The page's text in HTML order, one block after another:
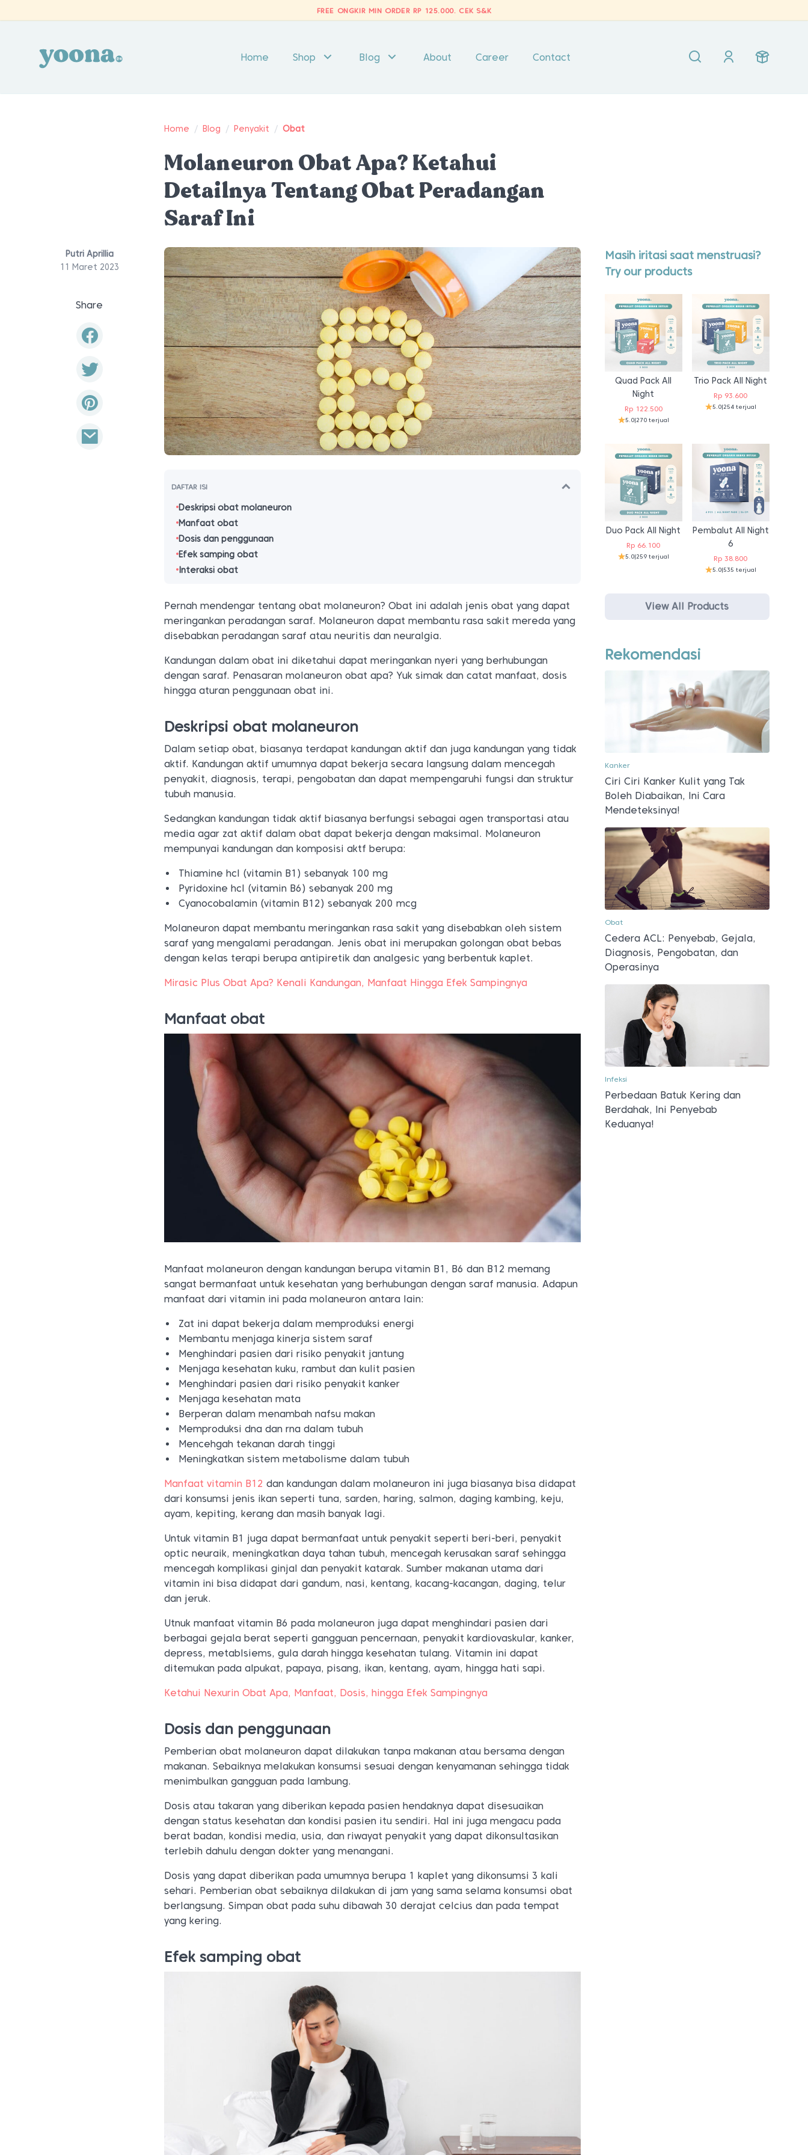
FREE ONGKIR MIN ORDER RP 125.000. CEK S&K
Home Shop Blog About Career Contact
Home / Blog / Penyakit / Obat
Molaneuron Obat Apa? Ketahui
Detailnya Tentang Obat Peradangan
Saraf Ini
Putri Aprillia
11 Maret 2023
Share
DAFTAR ISI
Deskripsi obat molaneuron
Manfaat obat
Dosis dan penggunaan
Efek samping obat
Interaksi obat
Pernah mendengar tentang obat molaneuron? Obat ini adalah jenis obat yang dapat
meringankan peradangan saraf. Molaneuron dapat membantu rasa sakit mereda yang
disebabkan peradangan saraf atau neuritis dan neuralgia.
Kandungan dalam obat ini diketahui dapat meringankan nyeri yang berhubungan
dengan saraf. Penasaran molaneuron obat apa? Yuk simak dan catat manfaat, dosis
hingga aturan penggunaan obat ini.
Deskripsi obat molaneuron
Dalam setiap obat, biasanya terdapat kandungan aktif dan juga kandungan yang tidak
aktif. Kandungan aktif umumnya dapat bekerja secara langsung dalam mencegah
penyakit, diagnosis, terapi, pengobatan dan dapat mempengaruhi fungsi dan struktur
tubuh manusia.
Sedangkan kandungan tidak aktif biasanya berfungsi sebagai agen transportasi atau
media agar zat aktif dalam obat dapat bekerja dengan maksimal. Molaneuron
mempunyai kandungan dan komposisi aktf berupa:
Thiamine hcl (vitamin B1) sebanyak 100 mg
Pyridoxine hcl (vitamin B6) sebanyak 200 mg
Cyanocobalamin (vitamin B12) sebanyak 200 mcg
Molaneuron dapat membantu meringankan rasa sakit yang disebabkan oleh sistem
saraf yang mengalami peradangan. Jenis obat ini merupakan golongan obat bebas
dengan kelas terapi berupa antipiretik dan analgesic yang berbentuk kaplet.
Mirasic Plus Obat Apa? Kenali Kandungan, Manfaat Hingga Efek Sampingnya
Manfaat obat
Manfaat molaneuron dengan kandungan berupa vitamin B1, B6 dan B12 memang
sangat bermanfaat untuk kesehatan yang berhubungan dengan saraf manusia. Adapun
manfaat dari vitamin ini pada molaneuron antara lain:
Zat ini dapat bekerja dalam memproduksi energi
Membantu menjaga kinerja sistem saraf
Menghindari pasien dari risiko penyakit jantung
Menjaga kesehatan kuku, rambut dan kulit pasien
Menghindari pasien dari risiko penyakit kanker
Menjaga kesehatan mata
Berperan dalam menambah nafsu makan
Memproduksi dna dan rna dalam tubuh
Mencehgah tekanan darah tinggi
Meningkatkan sistem metabolisme dalam tubuh
Manfaat vitamin B12 dan kandungan dalam molaneuron ini juga biasanya bisa didapat
dari konsumsi jenis ikan seperti tuna, sarden, haring, salmon, daging kambing, keju,
ayam, kepiting, kerang dan masih banyak lagi.
Untuk vitamin B1 juga dapat bermanfaat untuk penyakit seperti beri-beri, penyakit
optic neuraik, meningkatkan daya tahan tubuh, mencegah kerusakan saraf sehingga
mencegah komplikasi ginjal dan penyakit katarak. Sumber makanan utama dari
vitamin ini bisa didapat dari gandum, nasi, kentang, kacang-kacangan, daging, telur
dan jeruk.
Utnuk manfaat vitamin B6 pada molaneuron juga dapat menghindari pasien dari
berbagai gejala berat seperti gangguan pencernaan, penyakit kardiovaskular, kanker,
depress, metablsiems, gula darah hingga kesehatan tulang. Vitamin ini dapat
ditemukan pada alpukat, papaya, pisang, ikan, kentang, ayam, hingga hati sapi.
Ketahui Nexurin Obat Apa, Manfaat, Dosis, hingga Efek Sampingnya
Dosis dan penggunaan
Pemberian obat molaneuron dapat dilakukan tanpa makanan atau bersama dengan
makanan. Sebaiknya melakukan konsumsi sesuai dengan kenyamanan sehingga tidak
menimbulkan gangguan pada lambung.
Dosis atau takaran yang diberikan kepada pasien hendaknya dapat disesuaikan
dengan status kesehatan dan kondisi pasien itu sendiri. Hal ini juga mengacu pada
berat badan, kondisi media, usia, dan riwayat penyakit yang dapat dikonsultasikan
terlebih dahulu dengan dokter yang menangani.
Dosis yang dapat diberikan pada umumnya berupa 1 kaplet yang dikonsumsi 3 kali
sehari. Pemberian obat sebaiknya dilakukan di jam yang sama selama konsumsi obat
berlangsung. Simpan obat pada suhu dibawah 30 derajat celcius dan pada tempat
yang kering.
Efek samping obat
Masih iritasi saat menstruasi?
Try our products
Quad Pack All
Night
Rp122.500
5.0|270 terjual
Trio Pack All Night
Rp 93.600
5.0|254 terjual
Duo Pack All Night
Rp 66.100
5.0|259 terjual
Pembalut All Night
6
Rp 38.800
5.0|535 terjual
View All Products
Rekomendasi
Kanker
Ciri Ciri Kanker Kulit yang Tak
Boleh Diabaikan, Ini Cara
Mendeteksinya!
Obat
Cedera ACL: Penyebab, Gejala,
Diagnosis, Pengobatan, dan
Operasinya
Infeksi
Perbedaan Batuk Kering dan
Berdahak, Ini Penyebab
Keduanya!